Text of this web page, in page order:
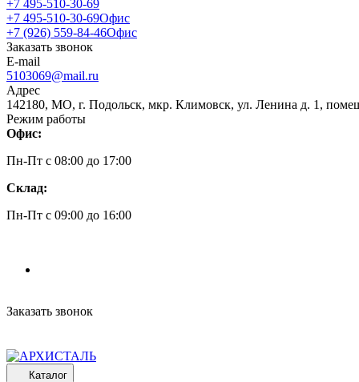
+7 495-510-30-69
+7 495-510-30-69Офис
+7 (926) 559-84-46Офис
Заказать звонок
E-mail
5103069@mail.ru
Адрес
142180, МО, г. Подольск, мкр. Климовск, ул. Ленина д. 1,
Режим работы
Офис:
Пн-Пт c 08:00 до 17:00
Склад:
Пн-Пт c 09:00 до 16:00
Заказать звонок
Каталог